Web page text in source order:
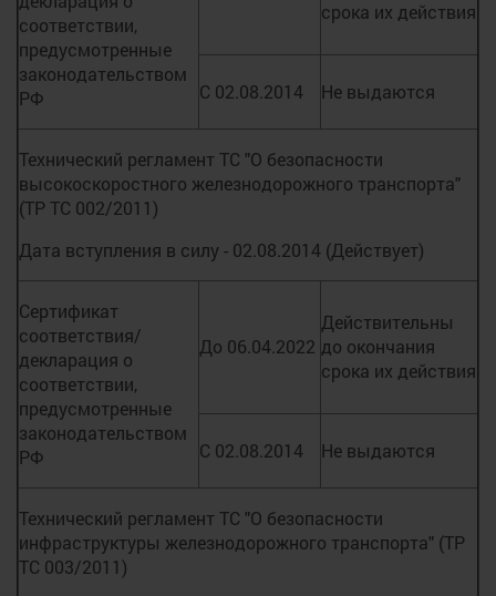
соответствии,
предусмотренные
законодательством
РФ
срока их действия
С 02.08.2014 Не выдаются
Технический регламент ТС "О безопасности
высокоскоростного железнодорожного транспорта"
(ТР ТС 002/2011)
Дата вступления в силу - 02.08.2014 (Действует)
Сертификат
соответствия/
декларация о
соответствии,
предусмотренные
законодательством
РФ
До 06.04.2022
Действительны
до окончания
срока их действия
С 02.08.2014 Не выдаются
Технический регламент ТС "О безопасности
инфраструктуры железнодорожного транспорта" (ТР
ТС 003/2011)